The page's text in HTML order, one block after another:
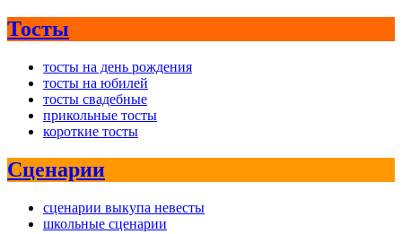
Тосты
тосты на день рождения
тосты на юбилей
тосты свадебные
прикольные тосты
короткие тосты
Сценарии
сценарии выкупа невесты
школьные сценарии